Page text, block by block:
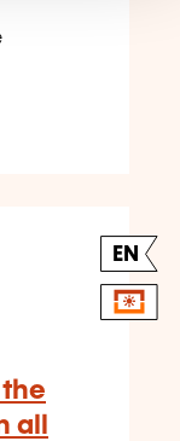
EN
all